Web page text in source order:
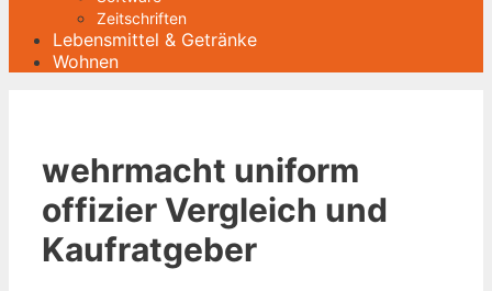
Zeitschriften
Lebensmittel & Getränke
Wohnen
wehrmacht uniform
offizier Vergleich und
Kaufratgeber